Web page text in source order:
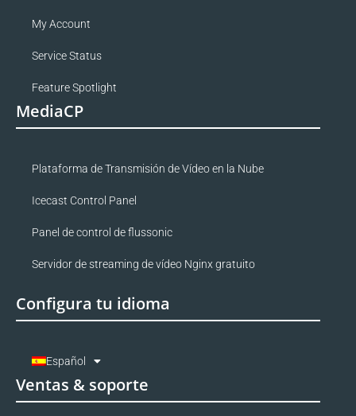
My Account
Service Status
Feature Spotlight
MediaCP
Plataforma de Transmisión de Vídeo en la Nube
Icecast Control Panel
Panel de control de flussonic
Servidor de streaming de vídeo Nginx gratuito
Configura tu idioma
Español
Ventas & soporte